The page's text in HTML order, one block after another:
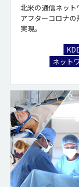
北米の通信ネット
アフターコロナ
実現。
ネット